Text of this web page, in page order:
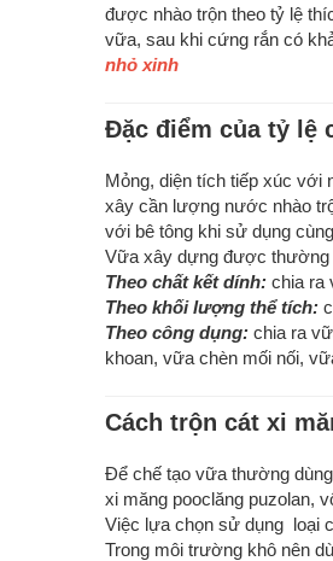
được nhào trộn theo tỷ lệ
vữa, sau khi cứng rắn có
nhỏ xinh
Đặc điểm của tỷ lệ
Mỏng, diện tích tiếp xúc với
xây cần lượng nước nhào
với bê tông khi sử dụng
Vữa xây dựng được thường
Theo chất kết dính: chia ra
Theo khối lượng thể tích:
Theo công dụng: chia ra
khoan, vữa chèn mối nối,
Cách trộn cát xi
Để chế tạo vữa thường
xi măng pooclăng puzolan,
Việc lựa chọn sử dụng loại
Trong môi trường khô nên